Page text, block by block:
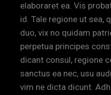
elaboraret ea. Vis
id. Tale regione ut sea,
duo, vix no quidam
perpetua principes
dicant consul, regione
sanctus ea nec, usu
vim ne dicta dicunt.